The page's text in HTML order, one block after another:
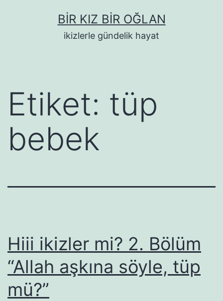
BIR KIZ BIR OĞLAN
ikizlerle gündelik hayat
Etiket: tüp
bebek
Hiii ikizler mi? 2. Bölüm
“Allah aşkına söyle, tüp
mü?”